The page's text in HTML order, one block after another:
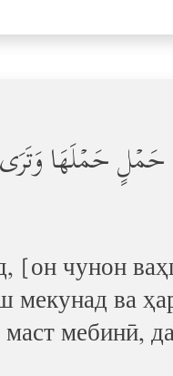
حَمۡلَهَا
[он чунон
ва
мебинӣ,